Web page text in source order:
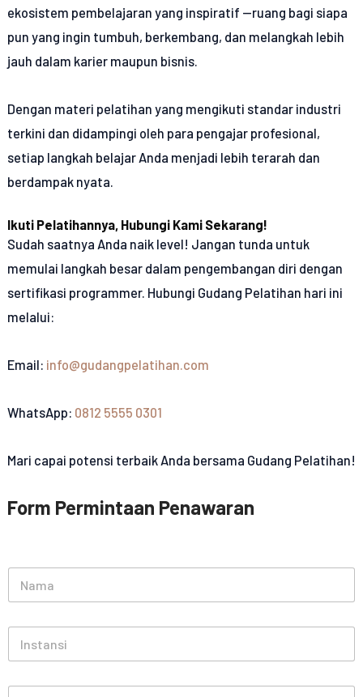
ekosistem pembelajaran yang inspiratif —ruang bagi siapa
pun yang ingin tumbuh, berkembang, dan melangkah lebih
jauh dalam karier maupun bisnis.
Dengan materi pelatihan yang mengikuti standar industri
terkini dan didampingi oleh para pengajar profesional,
setiap langkah belajar Anda menjadi lebih terarah dan
berdampak nyata.
Ikuti Pelatihannya, Hubungi Kami Sekarang!
Sudah saatnya Anda naik level! Jangan tunda untuk
memulai langkah besar dalam pengembangan diri dengan
sertifikasi programmer. Hubungi Gudang Pelatihan hari ini
melalui:
Email: info@gudangpelatihan.com
WhatsApp: 0812 5555 0301
Mari capai potensi terbaik Anda bersama Gudang Pelatihan!
Form Permintaan Penawaran
m
s